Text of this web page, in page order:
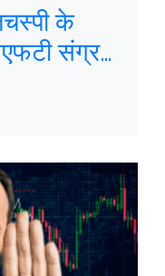
के
संग्रह